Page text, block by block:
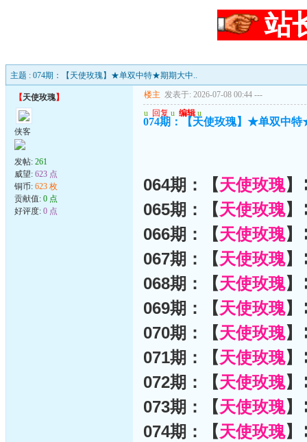
站
主题 : 074期：【天使玫瑰】★单双中特★期期大中..
【天使玫瑰】
侠客
发帖: 261
威望: 623 点
铜币: 623 枚
贡献值: 0 点
好评度: 0 点
楼主 发表于: 2026-07-08 00:44 ---
u 回复 u 编辑 u
074期：【天使玫瑰】★单双中
064期：【天使玫瑰
065期：【天使玫瑰
066期：【天使玫瑰
067期：【天使玫瑰
068期：【天使玫瑰
069期：【天使玫瑰
070期：【天使玫瑰
071期：【天使玫瑰
072期：【天使玫瑰
073期：【天使玫瑰
074期：【天使玫瑰